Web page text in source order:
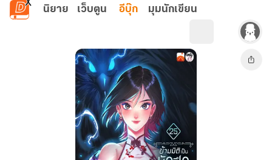
ข้ามไปยังเนื้อหาหลัก
นิยาย เว็บตูน อีบุ๊ก มุมนักเขียน